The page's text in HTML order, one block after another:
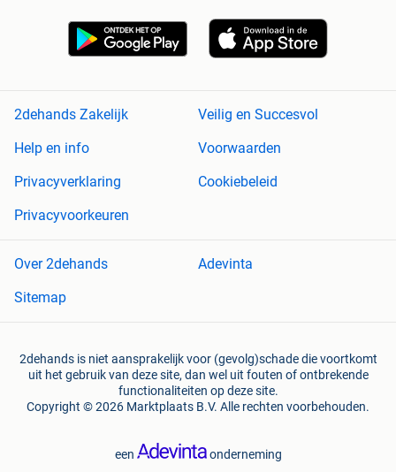
2dehands Zakelijk
Veilig en Succesvol
Help en info
Voorwaarden
Privacyverklaring
Cookiebeleid
Privacyvoorkeuren
Over 2dehands
Adevinta
Sitemap
2dehands is niet aansprakelijk voor (gevolg)schade die voortkomt
uit het gebruik van deze site, dan wel uit fouten of ontbrekende
functionaliteiten op deze site.
Copyright © 2026 Marktplaats B.V. Alle rechten voorbehouden.
een onderneming